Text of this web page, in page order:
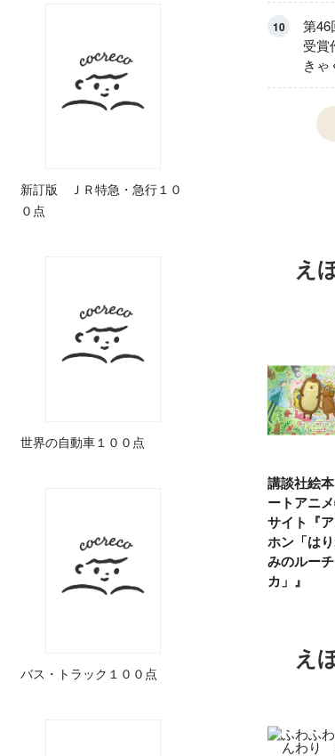
新訂版 ＪＲ特急・急行１０
０点
世界の自動車１００点
バス・トラック１００点
10
第46
受賞
きゃ
④
え
講談社絵
ートアニ
サイト『
ホン「は
みのルーチ
カ」』
え